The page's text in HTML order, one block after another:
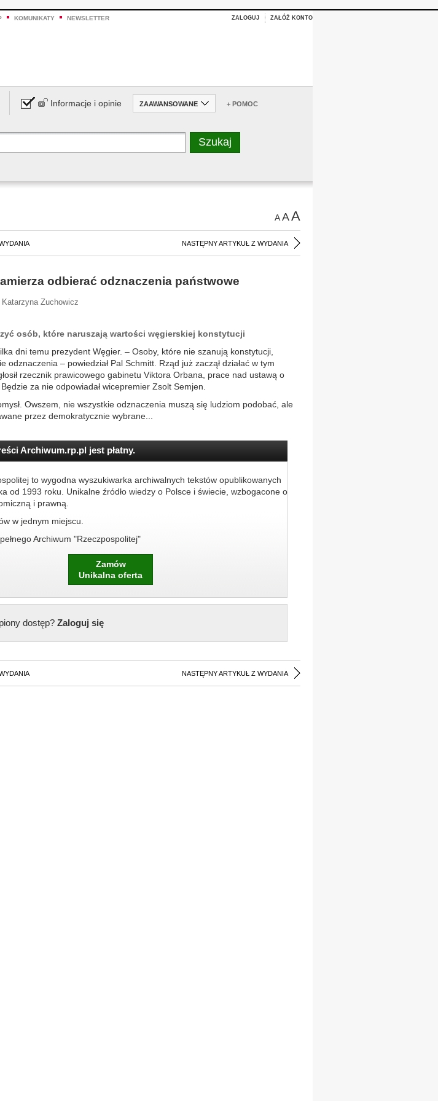
KOMUNIKATY NEWSLETTER ZALOGUJ ZAŁÓŻ KONTO
Informacje i opinie ZAAWANSOWANE + POMOC
AAA
NASTĘPNY ARTYKUŁ Z WYDANIA
odbierać odznaczenia państwowe
Zuchowicz
osób, które naruszają wartości węgierskiej konstytucji
dni temu prezydent Węgier. – Osoby, które nie szanują konstytucji,
odznaczenia – powiedział Pal Schmitt. Rząd już zaczął działać w tym
rzecznik prawicowego gabinetu Viktora Orbana, prace nad ustawą o
za nie odpowiadał wicepremier Zsolt Semjen.
Owszem, nie wszystkie odznaczenia muszą się ludziom podobać, ale
przez demokratycznie wybrane...
Archiwum.rp.pl jest płatny.
to wygodna wyszukiwarka archiwalnych tekstów opublikowanych
od 1993 roku. Unikalne źródło wiedzy o Polsce i świecie, wzbogacone o
i prawną.
w jednym miejscu.
Archiwum "Rzeczpospolitej"
Zamów
Unikalna oferta
dostęp?Zaloguj się
NASTĘPNY ARTYKUŁ Z WYDANIA